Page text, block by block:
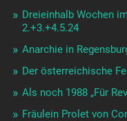
Dreieinhalb Wochen
2.+3.+4.5.24
Anarchie in
Der österreichische
Als noch 1988 „Für
Fräulein Prolet von